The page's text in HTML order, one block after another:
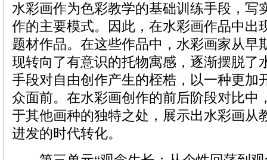
水彩画作为色彩教学的基础训练手段，写
作的主要模式。因此，在水彩画作品中出
题材作品。在这些作品中，水彩画家从早
现转向了有意识的托物寓感，逐渐摆脱了
手段对自由创作产生的桎梏，以一种更加
众面前。在水彩画创作的前后阶段对比中
于其他画种的独特之处，展示出水彩画从
进发的时代转化。